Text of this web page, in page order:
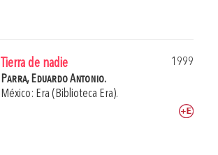
Tierra de nadie
1999
Parra, Eduardo Antonio.
México: Era (Biblioteca Era).